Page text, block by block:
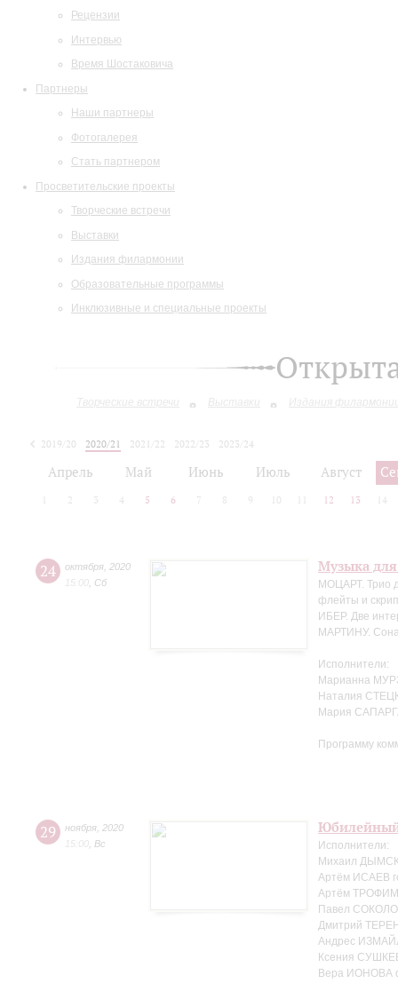
Рецензии
Интервью
Время Шостаковича
Партнеры
Наши партнеры
Фотогалерея
Стать партнером
Просветительские проекты
Творческие встречи
Выставки
Издания филармонии
Образовательные программы
Инклюзивные и специальные проекты
Творческие встречи Выставки Издания
2019/20 2020/21 2021/22 2022/23
2023/24
Апрель Май Июнь Июль Август
2 3 4 5 6 7 8 9 10 12 13 14
24 октября 2020
15:00 Сб
Музыка
МОЦАРТ. Трио
флейты и
ИБЕР. Две
МАРТИНУ.
Исполнители:
Марианна
Наталия
Мария
Программу
29 ноября 2020
15:00 Вс
Исполнители:
Михаил
Артём ИСАЕВ
Артём
Павел
Дмитрий
Андрес
Ксения
Вера ИОНОВА